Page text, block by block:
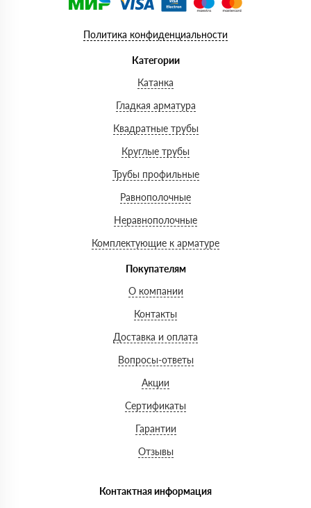
Политика конфиденциальности
Категории
Катанка
Гладкая арматура
Квадратные трубы
Круглые трубы
Трубы профильные
Равнополочные
Неравнополочные
Комплектующие к арматуре
Покупателям
О компании
Контакты
Доставка и оплата
Вопросы-ответы
Акции
Сертификаты
Гарантии
Отзывы
Контактная информация